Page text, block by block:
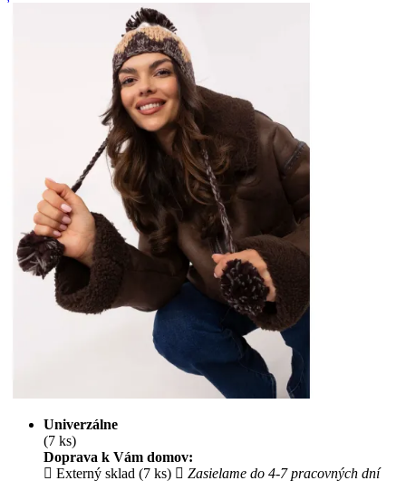
Univerzálne
(7 ks)
Doprava k Vám domov:
Externý sklad (7 ks)
Zasielame do 4-7 pracovných dní